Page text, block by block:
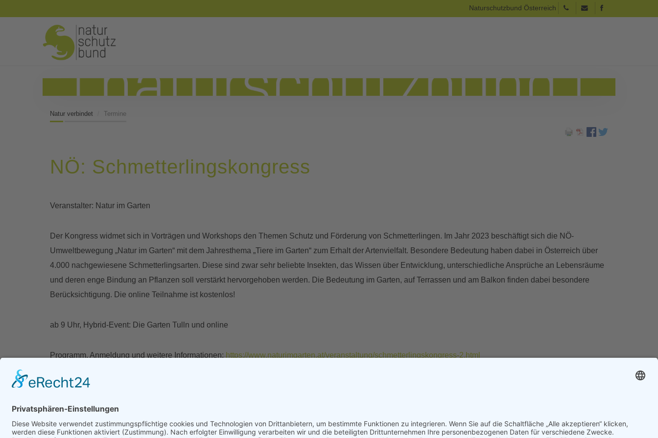
Naturschutzbund Österreich
Natur verbindet Termine
NÖ: Schmetterlingskongress
Veranstalter: Natur im Garten
Der Kongress widmet sich in Vorträgen und Workshops den Themen Schutz und Förderung von Schmetterlingen. Im Jahr 2023 beschäftigt sich die NÖ-
Umweltbewegung „Natur im Garten“ mit dem Jahresthema „Tiere im Garten“ zum Erhalt der Artenvielfalt. Besondere Bedeutung haben dabei in Österreich über
4.000 nachgewiesene Schmetterlingsarten. Diese sind zwar sehr beliebte Insekten, das Wissen über Entwicklung, unterschiedliche Ansprüche an Lebensräume
und deren enge Bindung an Pflanzen soll verstärkt hervorgehoben werden. Die Bedeutung im Garten, auf Terrassen und am Balkon finden dabei besondere
Berücksichtigung. Die online Teilnahme ist kostenlos!
ab 9 Uhr, Hybrid-Event: Die Garten Tulln und online
Programm, Anmeldung und weitere Informationen: https://www.naturimgarten.at/veranstaltung/schmetterlingskongress-2.html
Datum:01.07.2023
Zurück